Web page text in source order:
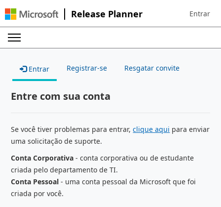
Release Planner Sign in to
Entrar
Entrar Registrar-se Resgatar convite
Entre com sua conta
Se você tiver problemas para entrar,clique aqui para enviar
uma solicitação de suporte.
Conta Corporativa - conta corporativa ou de estudante
criada pelo departamento de TI.
Conta Pessoal - uma conta pessoal da Microsoft que foi
criada por você.